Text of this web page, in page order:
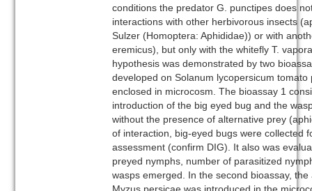
conditions the predator G. punctipes does
interactions with other herbivorous insects
Sulzer (Homoptera: Aphididae)) or with
eremicus), but only with the whitefly T.
hypothesis was demonstrated by two
developed on Solanum lycopersicum tomato
enclosed in microcosm. The bioassay 1
introduction of the big eyed bug and the
without the presence of alternative prey
of interaction, big-eyed bugs were collected
assessment (confirm DIG). It also was
preyed nymphs, number of parasitized
wasps emerged. In the second bioassay, the